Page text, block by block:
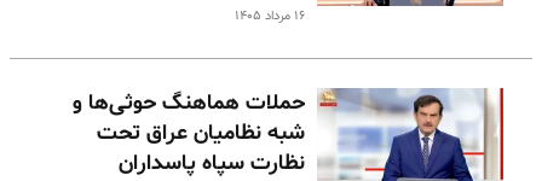
۱۶ مرداد ۱۴۰۵
حملات هماهنگ حوثی‌ها و
شبه نظامیان عراق تحت
نظارت سپاه پاسداران